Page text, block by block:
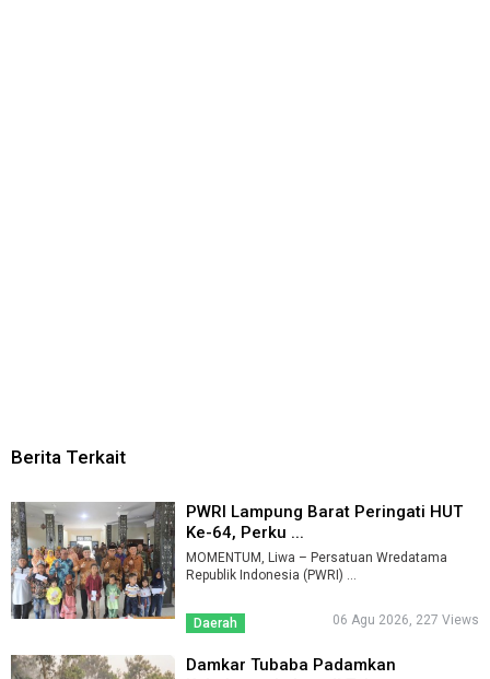
Berita Terkait
PWRI Lampung Barat Peringati HUT
Ke-64, Perku ...
MOMENTUM, Liwa – Persatuan Wredatama
Republik Indonesia (PWRI) ...
Daerah 06 Agu 2026, 227 Views
Damkar Tubaba Padamkan